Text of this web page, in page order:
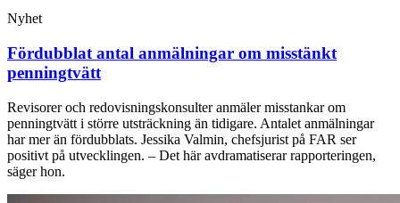
Nyhet
Fördubblat antal anmälningar om misstänkt
penningtvätt
Revisorer och redovisningskonsulter anmäler misstankar om
penningtvätt i större utsträckning än tidigare. Antalet anmälningar
har mer än fördubblats. Jessika Valmin, chefsjurist på FAR ser
positivt på utvecklingen. – Det här avdramatiserar rapporteringen,
säger hon.